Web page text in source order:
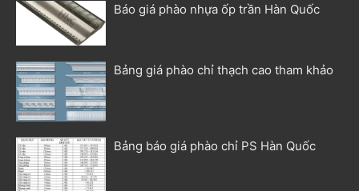
Báo giá phào nhựa ốp trần Hàn Quốc
Bảng giá phào chỉ thạch cao tham khảo
Bảng báo giá phào chỉ PS Hàn Quốc